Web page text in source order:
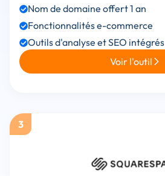
Nom de domaine offert 1 an
Fonctionnalités e-commerce
Outils d'analyse et SEO intégrés
Voir l'outil
3